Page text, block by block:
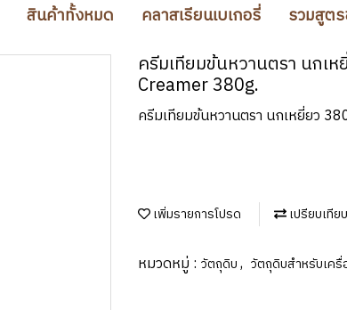
สินค้าทั้งหมด คลาสเรียนเบเกอรี่ รวมสูต
ครีมเทียมข้นหวานตรา นกเ
Creamer 380g.
ครีมเทียมข้นหวานตรา นกเหยี่ยว
เพิ่มรายการโปรด เปรียบเทียบ
หมวดหมู่ : วัตถุดิบ, วัตถุดิบสำหรับเค